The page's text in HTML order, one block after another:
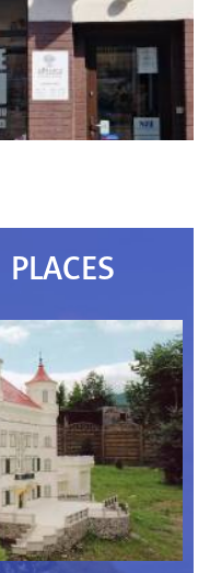
PLACES